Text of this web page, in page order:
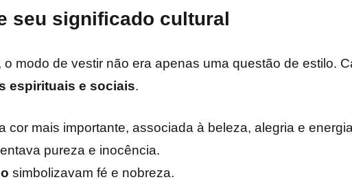
seu significado cultural
o modo de vestir não era apenas uma questão de estilo.
espirituais e sociais.
cor mais importante, associada à beleza, alegria e
pureza e inocência.
simbolizavam fé e nobreza.